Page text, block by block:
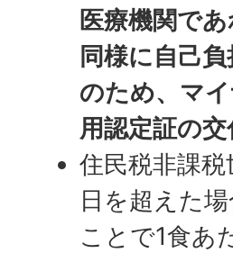
医療機関で
同様に自己
のため、マ
用認定証の
住民税非課
日を超えた
ことで1食あ